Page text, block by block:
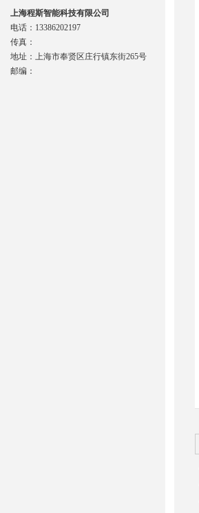
上海程斯智能科技有限公司
电话：13386202197
传真：
地址：上海市奉贤区庄行镇东街265号
邮编：